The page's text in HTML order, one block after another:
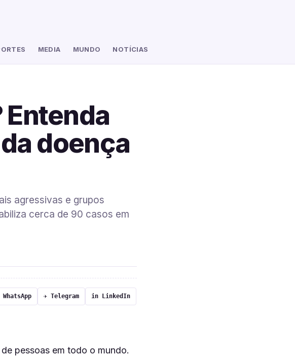
MEDIA MUNDO NOTÍCIAS
doença
agressivas e grupos
cerca de 90 casos em
WhatsApp ✈ Telegram in LinkedIn
pessoas em todo o mundo.